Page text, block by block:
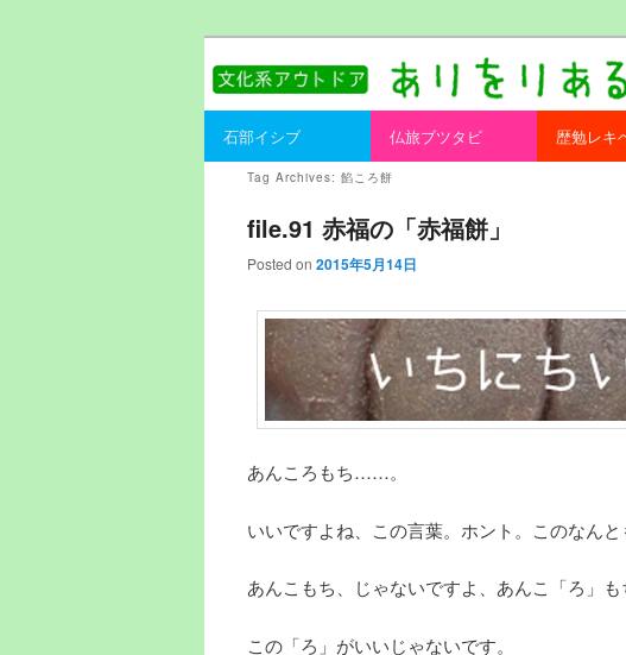
ありをりある.com
書を持ってそとへ出よう。
Main menu
Skip to primary content
Skip to secondary content
石部イシブ 仏旅ブツタビ 歴勉レキ
Tag Archives: 餡ころ餅
file.91 赤福の「赤福餅」
Posted on 2015年5月14日
あんころもち……。
いいですよね、この言葉。ホント。このなん
あんこもち、じゃないですよ、あんこ「ろ」も
この「ろ」がいいじゃないです。